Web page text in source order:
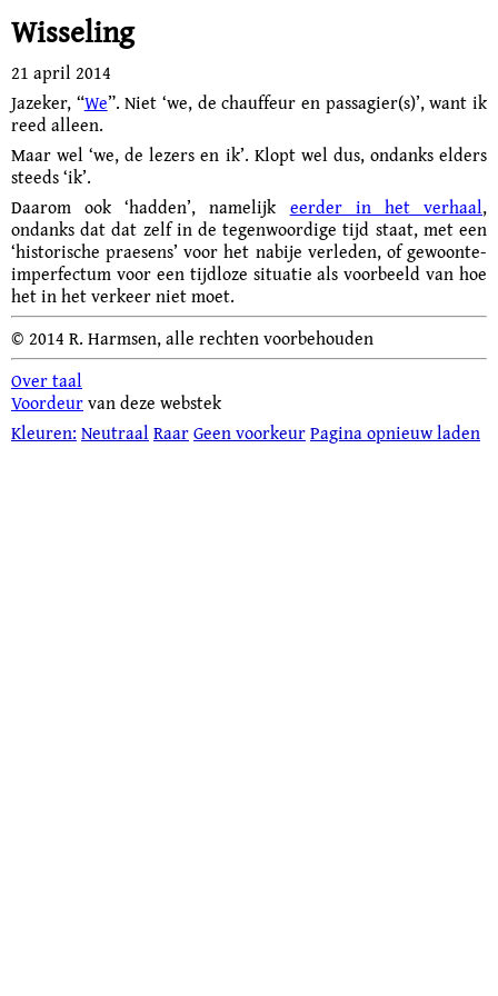
Wisseling
21 april 2014
Jazeker, “We”. Niet ‘we, de chauffeur en passagier(s)’, want ik
reed alleen.
Maar wel ‘we, de lezers en ik’. Klopt wel dus, ondanks elders
steeds ‘ik’.
Daarom ook ‘hadden’, namelijk eerder in het verhaal,
ondanks dat dat zelf in de tegen­woordige tijd staat, met een
‘historische praesens’ voor het nabije verleden, of gewoonte-
imperfectum voor een tijdloze situatie als voorbeeld van hoe
het in het verkeer niet moet.
© 2014 R. Harmsen, alle rechten voorbehouden
Over taal
Voordeurvan deze webstek
Kleuren: Neutraal RaarGeen voorkeurPagina opnieuw laden